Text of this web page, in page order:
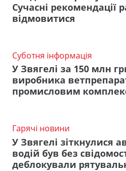
Сучасні рекомендації
відмовитися
Суботня інформація
У Звягелі за 150 млн
виробника
промисловим
Гарячі новини
У Звягелі зіткнулися
водій був без
деблокували